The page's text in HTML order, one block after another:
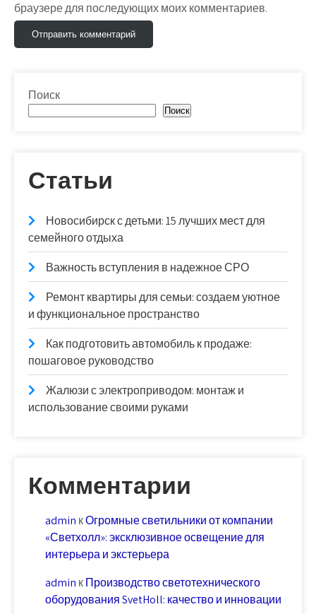
браузере для последующих моих комментариев.
Поиск
Поиск
Статьи
Новосибирск с детьми: 15 лучших мест для
семейного отдыха
Важность вступления в надежное СРО
Ремонт квартиры для семьи: создаем уютное
и функциональное пространство
Как подготовить автомобиль к продаже:
пошаговое руководство
Жалюзи с электроприводом: монтаж и
использование своими руками
Комментарии
admin кОгромные светильники от компании
«Светхолл»: эксклюзивное освещение для
интерьера и экстерьера
admin кПроизводство светотехнического
оборудования SvetHoll: качество и инновации